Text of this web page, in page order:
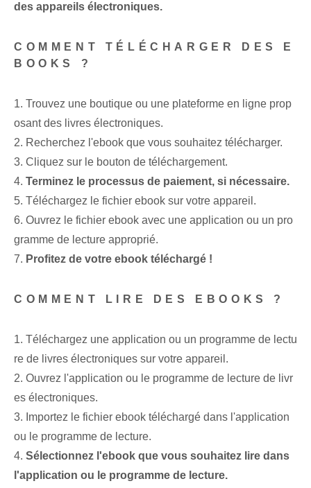
des appareils électroniques.
COMMENT TÉLÉCHARGER DES E
BOOKS ?
1. Trouvez une boutique ou une plateforme en ligne prop
osant des livres électroniques.
2. Recherchez l'ebook que vous souhaitez télécharger.
3. Cliquez sur le bouton de téléchargement.
4. Terminez le processus de paiement, si nécessaire.
5. Téléchargez le fichier ebook sur votre appareil.
6. Ouvrez le fichier ebook avec une application ou un pro
gramme de lecture approprié.
7. Profitez de votre ebook téléchargé !
COMMENT LIRE DES EBOOKS ?
1. Téléchargez une application ou un programme de lectu
re de livres électroniques sur votre appareil.
2. Ouvrez l'application ou le programme de lecture de livr
es électroniques.
3. Importez le fichier ebook téléchargé dans l'application
ou le programme de lecture.
4. Sélectionnez l'ebook que vous souhaitez lire dans
l'application ou le programme de lecture.